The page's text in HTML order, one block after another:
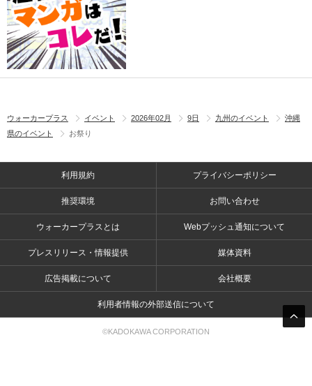
ウォーカープラス イベント 2026年02月 9日 九州のイベント
沖縄
県のイベント
お祭り
利用規約 プライバシーポリシー
推奨環境 お問い合わせ
ウォーカープラスとは Webプッシュ通知について
プレスリリース・情報提供 媒体資料
広告掲載について 会社概要
利用者情報の外部送信について
©KADOKAWA CORPORATION